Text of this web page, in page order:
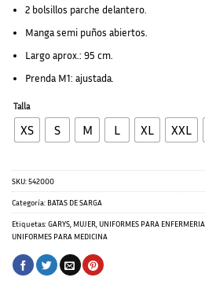
2 bolsillos parche delantero.
Manga semi puños abiertos.
Largo aprox.: 95 cm.
Prenda M1: ajustada.
Talla
XS S M L XL XXL
SKU:542000
Categoría: BATAS DE SARGA
Etiquetas:GARYS MUJER UNIFORMES PARA ENFERMERIA
UNIFORMES PARA MEDICINA